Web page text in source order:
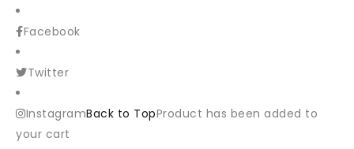
Facebook
Twitter
InstagramBack to TopProduct has been added to
your cart